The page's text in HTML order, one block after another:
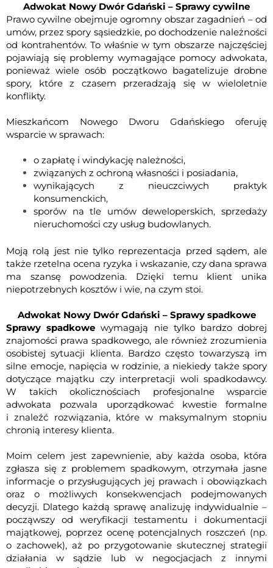
Adwokat Nowy Dwór Gdański – Sprawy cywilne
Prawo cywilne obejmuje ogromny obszar zagadnień – od
umów, przez spory sąsiedzkie, po dochodzenie należności
od kontrahentów. To właśnie w tym obszarze najczęściej
pojawiają się problemy wymagające pomocy adwokata,
ponieważ wiele osób początkowo bagatelizuje drobne
spory, które z czasem przeradzają się w wieloletnie
konflikty.
Mieszkańcom Nowego Dworu Gdańskiego oferuję
wsparcie w sprawach:
o zapłatę i windykację należności,
związanych z ochroną własności i posiadania,
wynikających z nieuczciwych praktyk
konsumenckich,
sporów na tle umów deweloperskich, sprzedaży
nieruchomości czy usług budowlanych.
Moją rolą jest nie tylko reprezentacja przed sądem, ale
także rzetelna ocena ryzyka i wskazanie, czy dana sprawa
ma szansę powodzenia. Dzięki temu klient unika
niepotrzebnych kosztów i wie, na czym stoi.
Adwokat Nowy Dwór Gdański – Sprawy spadkowe
Sprawy spadkowewymagają nie tylko bardzo dobrej
znajomości prawa spadkowego, ale również zrozumienia
osobistej sytuacji klienta. Bardzo często towarzyszą im
silne emocje, napięcia w rodzinie, a niekiedy także spory
dotyczące majątku czy interpretacji woli spadkodawcy.
W takich okolicznościach profesjonalne wsparcie
adwokata pozwala uporządkować kwestie formalne
i znaleźć rozwiązania, które w maksymalnym stopniu
chronią interesy klienta.
Moim celem jest zapewnienie, aby każda osoba, która
zgłasza się z problemem spadkowym, otrzymała jasne
informacje o przysługujących jej prawach i obowiązkach
oraz o możliwych konsekwencjach podejmowanych
decyzji. Dlatego każdą sprawę analizuję indywidualnie –
począwszy od weryfikacji testamentu i dokumentacji
majątkowej, poprzez ocenę potencjalnych roszczeń (np.
o zachowek), aż po przygotowanie skutecznej strategii
działania w sądzie lub w negocjacjach z innymi